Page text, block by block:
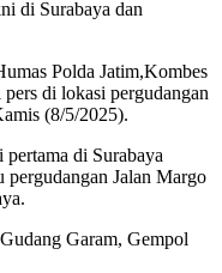
di Surabaya dan
Polda Jatim,Kombes
di lokasi pergudangan
(8/5/2025).
di Surabaya
pergudangan Jalan Margo
Garam, Gempol